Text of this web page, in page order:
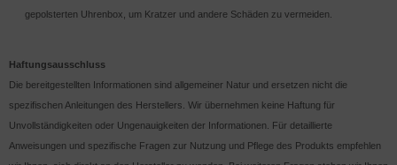
gepolsterten Uhrenbox, um Kratzer und andere Schäden zu vermeiden.
Haftungsausschluss
Die bereitgestellten Informationen sind allgemeiner Natur und ersetzen nicht die
spezifischen Anleitungen des Herstellers. Wir übernehmen keine Haftung für
Unvollständigkeiten oder Ungenauigkeiten der Informationen. Für detaillierte
Anweisungen und spezifische Fragen zur Nutzung und Pflege des Produkts empfehlen